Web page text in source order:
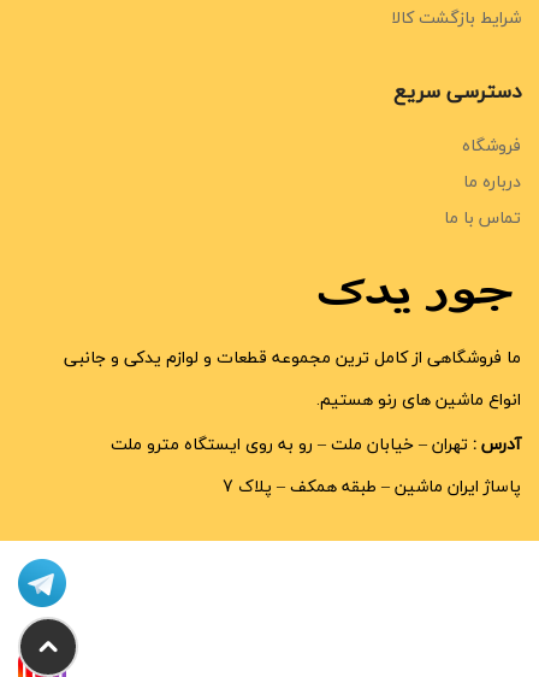
شرایط بازگشت کالا
دسترسی سریع
فروشگاه
درباره ما
تماس با ما
ما فروشگاهی از کامل ترین مجموعه قطعات و لوازم یدکی و جانبی
انواع ماشین های رنو هستیم.
آدرس : تهران – خیابان ملت – رو به روی ایستگاه مترو ملت
پاساژ ایران ماشین – طبقه همکف – پلاک 7